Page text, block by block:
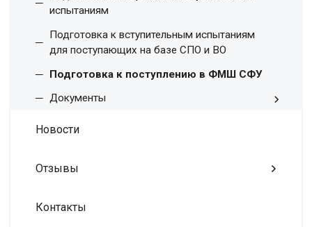
испытаниям
Подготовка к вступительным испытаниям
для поступающих на базе СПО и ВО
Подготовка к поступлению в ФМШ СФУ
Документы
Новости
Отзывы
Контакты